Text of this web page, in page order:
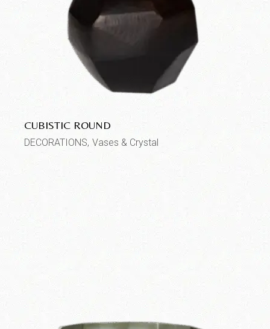
CUBISTIC ROUND
DECORATIONS Vases & Crystal